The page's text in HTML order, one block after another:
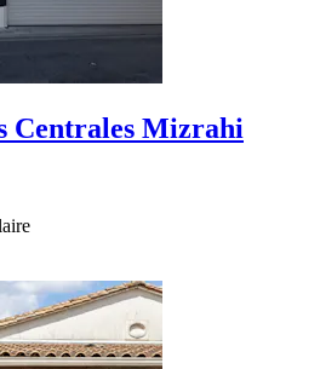
Centrales Mizrahi